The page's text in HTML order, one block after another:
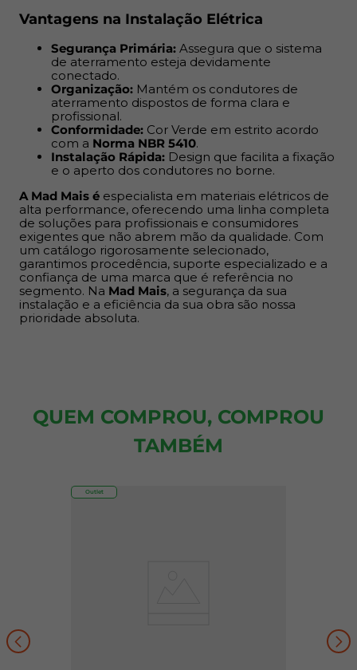
soluções para profissionais e consumidores exigentes
que não abrem mão da qualidade. Com um catálogo
rigorosamente selecionado, garantimos procedência,
suporte especializado e a confiança de uma marca que
é referência no segmento. Na Mad Mais, a segurança da
sua instalação e a eficiência da sua obra são nossa
prioridade absoluta.
Vantagens na Instalação Elétrica
Segurança Primária: Assegura que o sistema
de aterramento esteja devidamente
conectado.
Organização: Mantém os condutores de
aterramento dispostos de forma clara e
profissional.
Conformidade: Cor Verde em estrito acordo
com a Norma NBR 5410.
Instalação Rápida: Design que facilita a fixação
e o aperto dos condutores no borne.
A Mad Mais é especialista em materiais elétricos de
alta performance, oferecendo uma linha completa
de soluções para profissionais e consumidores
exigentes que não abrem mão da qualidade. Com
um catálogo rigorosamente selecionado,
garantimos procedência, suporte especializado e a
confiança de uma marca que é referência no
segmento. Na Mad Mais, a segurança da sua
instalação e a eficiência da sua obra são nossa
prioridade absoluta.
QUEM COMPROU, COMPROU
TAMBÉM
Outlet